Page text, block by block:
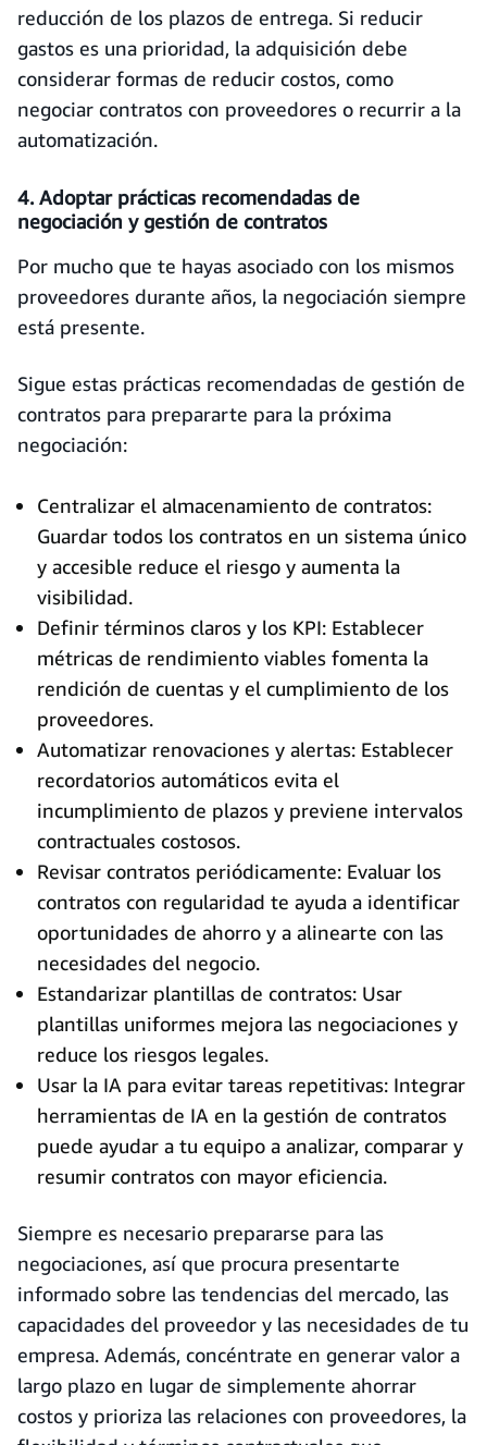
reducción de los plazos de entrega. Si reducir
gastos es una prioridad, la adquisición debe
considerar formas de reducir costos, como
negociar contratos con proveedores o recurrir a la
automatización.
4. Adoptar prácticas recomendadas de
negociación y gestión de contratos
Por mucho que te hayas asociado con los mismos
proveedores durante años, la negociación siempre
está presente.
Sigue estas prácticas recomendadas de gestión de
contratos para prepararte para la próxima
negociación:
Centralizar el almacenamiento de contratos:
Guardar todos los contratos en un sistema único
y accesible reduce el riesgo y aumenta la
visibilidad.
Definir términos claros y los KPI: Establecer
métricas de rendimiento viables fomenta la
rendición de cuentas y el cumplimiento de los
proveedores.
Automatizar renovaciones y alertas: Establecer
recordatorios automáticos evita el
incumplimiento de plazos y previene intervalos
contractuales costosos.
Revisar contratos periódicamente: Evaluar los
contratos con regularidad te ayuda a identificar
oportunidades de ahorro y a alinearte con las
necesidades del negocio.
Estandarizar plantillas de contratos: Usar
plantillas uniformes mejora las negociaciones y
reduce los riesgos legales.
Usar la IA para evitar tareas repetitivas: Integrar
herramientas de IA en la gestión de contratos
puede ayudar a tu equipo a analizar, comparar y
resumir contratos con mayor eficiencia.
Siempre es necesario prepararse para las
negociaciones, así que procura presentarte
informado sobre las tendencias del mercado, las
capacidades del proveedor y las necesidades de tu
empresa. Además, concéntrate en generar valor a
largo plazo en lugar de simplemente ahorrar
costos y prioriza las relaciones con proveedores, la